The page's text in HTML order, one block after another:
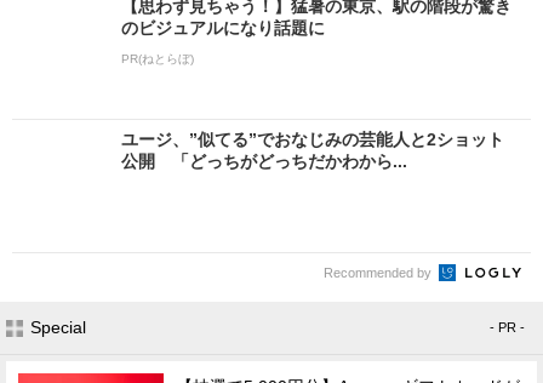
【思わず見ちゃう！】猛暑の東京、駅の階段が驚き
のビジュアルになり話題に
PR(ねとらぼ)
ユージ、”似てる”でおなじみの芸能人と2ショット
公開 「どっちがどっちだかわから...
Recommended by
Special - PR -